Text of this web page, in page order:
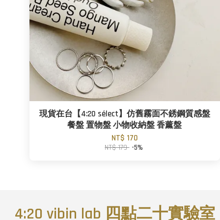
現貨在台【4:20 sélect】仿舊霧面不銹鋼質感盤
餐盤 置物盤 小物收納盤 香薰盤
NT$ 170
NT$ 179 -5%
4:20 vibin lab 四點二十實驗室